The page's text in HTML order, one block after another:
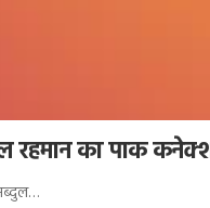
रहमान का पाक